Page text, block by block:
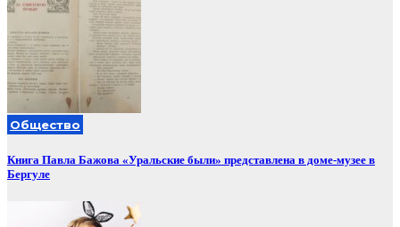
Общество
Книга Павла Бажова «Уральские были» представлена в доме-музее в
Бергуле